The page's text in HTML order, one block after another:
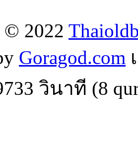
© 2022
Goragod.com
วินาที (8